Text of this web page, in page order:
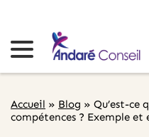
Accueil » Blog » Qu’est-ce
compétences ? Exemple et